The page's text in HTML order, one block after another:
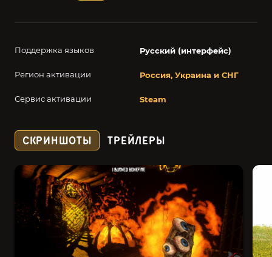
Поддержка языков Русский (интерфейс)
Регион активации Россия, Украина и СНГ
Сервис активации Steam
СКРИНШОТЫ ТРЕЙЛЕРЫ